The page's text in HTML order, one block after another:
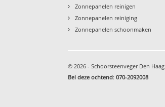
› Zonnepanelen reinigen
› Zonnepanelen reiniging
› Zonnepanelen schoonmaken
© 2026 - Schoorsteenveger Den Haag
Bel deze ochtend:070-2092008